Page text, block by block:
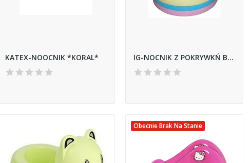
KATEX-NOOCNIK *KORAL* IG-NOCNIK Z POKRYWKŃ BB0060
Obecnie Brak Na Stanie